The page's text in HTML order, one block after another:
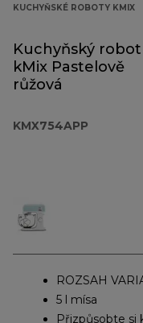
KUCHYŇSKÉ ROBOTY KMIX
Kuchyňský robot
kMix Pastelově
růžová
KMX754APP
ROZSAH
5 l mísa
Přizpůsobte si